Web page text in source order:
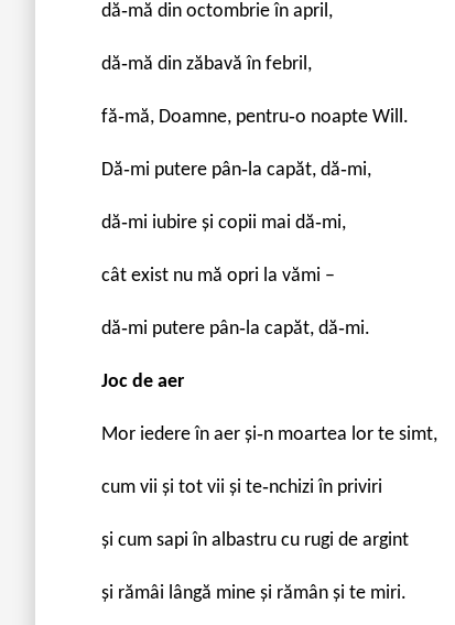
dă‐mă din octombrie în april,
dă‐mă din zăbavă în febril,
fă‐mă, Doamne, pentru‐o noapte Will.
Dă‐mi putere pân‐la capăt, dă‐mi,
dă‐mi iubire şi copii mai dă‐mi,
cât exist nu mă opri la vămi –
dă‐mi putere pân‐la capăt, dă‐mi.
Joc de aer
Mor iedere în aer şi‐n moartea lor te simt,
cum vii şi tot vii şi te‐nchizi în priviri
şi cum sapi în albastru cu rugi de argint
şi rămâi lângă mine şi rămân şi te miri.